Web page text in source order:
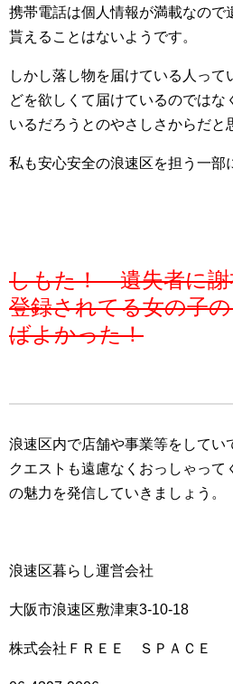
携帯電話は個人情報が満載なので
貰えることはないようです。
しかし落し物を届けている人って
どを欲しくて届けているのではな
いるだろうとのやさしさからだと
私も安心安全の浪速区を担う一部
しもた！ 遺失者に謝
登録されてる女の子
ばよかった！
浪速区内で店舗や事業等をしてい
クエストも遠慮なくおっしゃって
の魅力を発信していきましょう。
浪速区暮らし運営会社
大阪市浪速区敷津東3-10-18
株式会社ＦＲＥＥ ＳＰＡＣＥ